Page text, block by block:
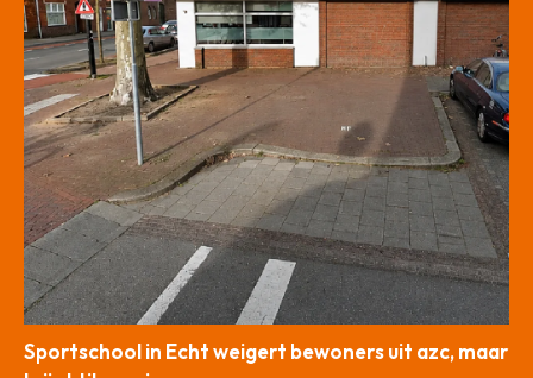
Sportschool in Echt weigert bewoners uit azc, maar